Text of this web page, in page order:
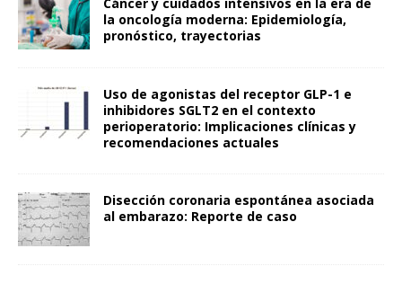
Cáncer y cuidados intensivos en la era de
la oncología moderna: Epidemiología,
pronóstico, trayectorias
Uso de agonistas del receptor GLP-1 e
inhibidores SGLT2 en el contexto
perioperatorio: Implicaciones clínicas y
recomendaciones actuales
Disección coronaria espontánea asociada
al embarazo: Reporte de caso